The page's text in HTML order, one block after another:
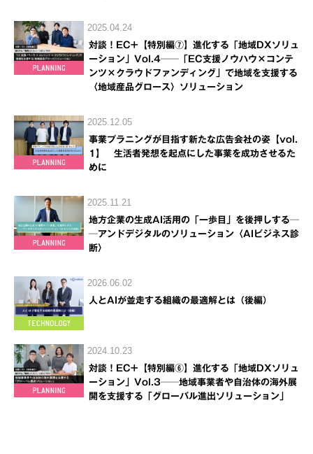
2025.04.24
対談！EC+【特別編⑦】進化する「地域DXソリュ
ーション」Vol.4──「EC支援ノウハウ×コンテ
ンツ×クラウドファンディング」で地域を支援する
〈地域産品グロース〉ソリューション
2025.12.05
事業プラニングが目指す新たな広告会社の姿【vol.
1】 生活者発想を起点にした事業を成功させるた
めに
2025.11.21
地方企業の生成AI活用の「一歩目」を後押しする─
─アンドデジタルのソリューション〈AIビジネス診
断〉
2026.06.02
人とAIが並走する組織の最適解とは（後編）
2024.10.23
対談！EC+【特別編⑥】進化する「地域DXソリュ
ーション」Vol.3──地域事業者や自治体の海外展
開を支援する「グローバル進出ソリューション」